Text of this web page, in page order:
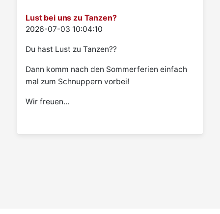
Lust bei uns zu Tanzen?
Details
2026-07-03 10:04:10
Du hast Lust zu Tanzen??
Dann komm nach den Sommerferien einfach
mal zum Schnuppern vorbei!
Wir freuen...